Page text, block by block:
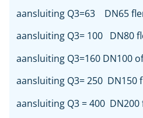
aansluiting Q3=63 DN65
aansluiting Q3= 100 DN80
aansluiting Q3=160 DN100
aansluiting Q3= 250 DN150
aansluiting Q3 = 400 DN200